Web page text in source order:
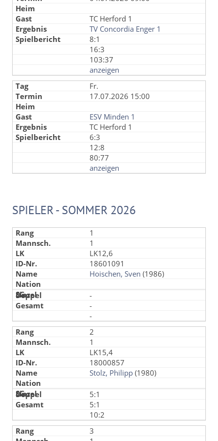
TC Herford 1
TV Concordia Enger 1
8:1
16:3
103:37
anzeigen
Fr.
17.07.2026 15:00
ESV Minden 1
TC Herford 1
6:3
12:8
80:77
anzeigen
SPIELER - SOMMER 2026
1
1
LK12,6
18601091
Hoischen, Sven (1986)
-
-
-
2
1
LK15,4
18000857
Stolz, Philipp (1980)
5:1
5:1
10:2
3